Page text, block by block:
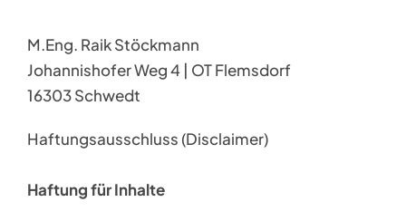
M.Eng. Raik Stöckmann
Johannishofer Weg 4 | OT Flemsdorf
16303 Schwedt
Haftungsausschluss (Disclaimer)
Haftung für Inhalte